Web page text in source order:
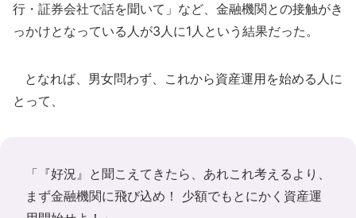
行・証券会社で話を聞いて」など、金融機関との接触がき
っかけとなっている人が3人に1人という結果だった。
となれば、男女問わず、これから資産運用を始める人に
とって、
「『好況』と聞こえてきたら、あれこれ考えるより、
まず金融機関に飛び込め！ 少額でもとにかく資産運